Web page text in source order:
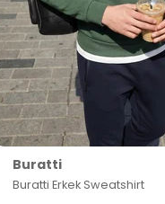
Buratti
Buratti Erkek Sweatshirt